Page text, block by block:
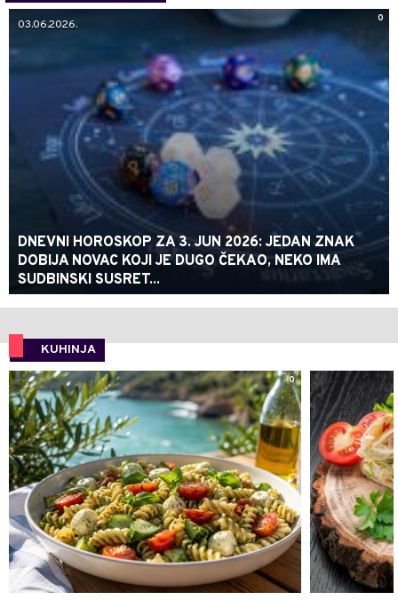
0
03.06.2026.
DNEVNI HOROSKOP ZA 3. JUN 2026: JEDAN ZNAK
DOBIJA NOVAC KOJI JE DUGO ČEKAO, NEKO IMA
SUDBINSKI SUSRET...
KUHINJA
0